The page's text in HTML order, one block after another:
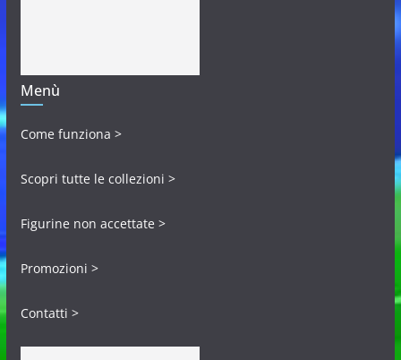
Menù
Come funziona >
Scopri tutte le collezioni >
Figurine non accettate >
Promozioni >
Contatti >